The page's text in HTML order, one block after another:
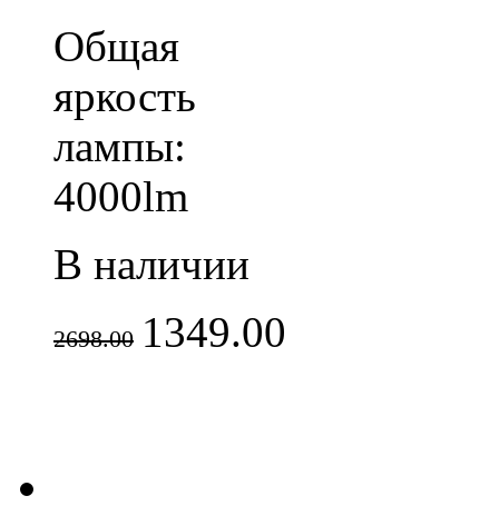
Общая
яркость
лампы:
4000lm
В наличии
2698.00 1349.00